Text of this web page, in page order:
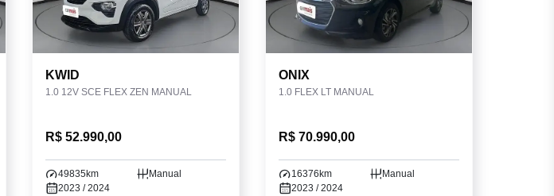
KWID
1.0 12V SCE FLEX ZEN MANUAL
R$ 52.990,00
49835km
Manual
2023 / 2024
ONIX
1.0 FLEX LT MANUAL
R$ 70.990,00
16376km
Manual
2023 / 2024